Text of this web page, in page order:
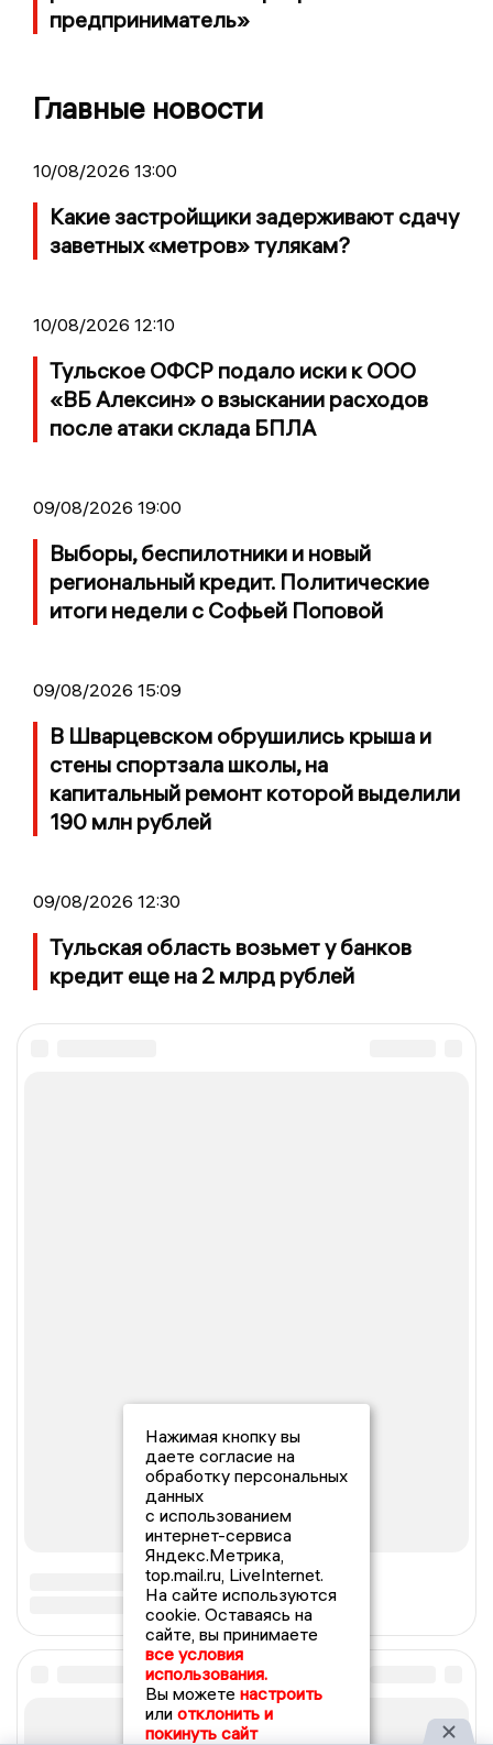
предприниматель»
Главные новости
10/08/2026 13:00
Какие застройщики задерживают сдачу
заветных «метров» тулякам?
10/08/2026 12:10
Тульское ОФСР подало иски к ООО
«ВБ Алексин» о взыскании расходов
после атаки склада БПЛА
09/08/2026 19:00
Выборы, беспилотники и новый
региональный кредит. Политические
итоги недели с Софьей Поповой
09/08/2026 15:09
В Шварцевском обрушились крыша и
стены спортзала школы, на
капитальный ремонт которой выделили
190 млн рублей
09/08/2026 12:30
Тульская область возьмет у банков
кредит еще на 2 млрд рублей
Нажимая кнопку вы
даете согласие на
обработку персональных
данных
с использованием
интернет-сервиса
Яндекс.Метрика,
top.mail.ru, LiveInternet.
На сайте используются
cookie. Оставаясь на
сайте, вы принимаете
все условия
использования.
Вы можете настроить
или отклонить и
покинуть сайт